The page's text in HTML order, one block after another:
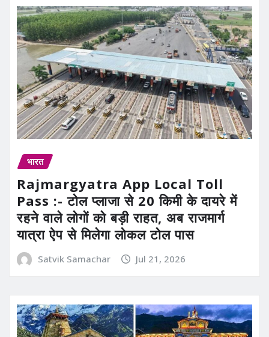
भारत
Rajmargyatra App Local Toll
Pass :- टोल प्लाजा से 20 किमी के दायरे में
रहने वाले लोगों को बड़ी राहत, अब राजमार्ग
यात्रा ऐप से मिलेगा लोकल टोल पास
Satvik Samachar Jul 21, 2026